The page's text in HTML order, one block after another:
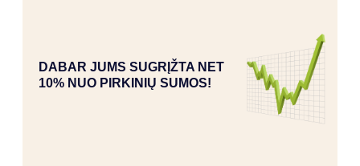
DABAR JUMS SUGRĮŽTA NET
10% NUO PIRKINIŲ SUMOS!